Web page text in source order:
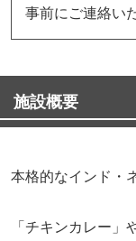
事前にご連絡い
施設概要
本格的なインド・
「チキンカレー」